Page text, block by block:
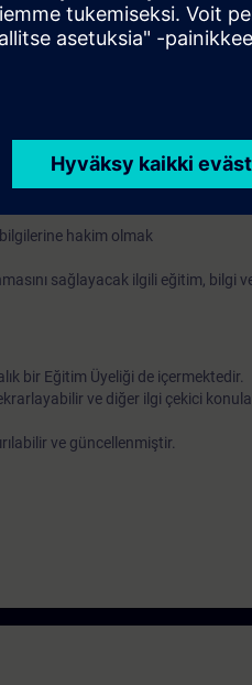
ilgili bilgi verecek, ayrıca farklı
uygulamaları yapacaksınız.
devreye alınmasında
cihazını makineye en uygun
hakim olmak
sağlayacak ilgili eğitim, bilgi
bir Eğitim Üyeliği de içermektedir.
ve diğer ilgi çekici
ve güncellenmiştir.